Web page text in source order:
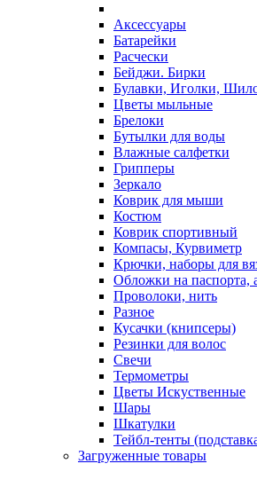
Аксессуары
Батарейки
Расчески
Бейджи. Бирки
Булавки, Иголки,
Цветы мыльные
Брелоки
Бутылки для воды
Влажные салфетки
Грипперы
Зеркало
Коврик для мыши
Костюм
Коврик спортивный
Компасы, Курвиметр
Крючки, наборы для
Обложки на паспорта,
Проволоки, нить
Разное
Кусачки (книпсеры)
Резинки для волос
Свечи
Термометры
Цветы Искуственные
Шары
Шкатулки
Тейбл-тенты
Загруженные товары